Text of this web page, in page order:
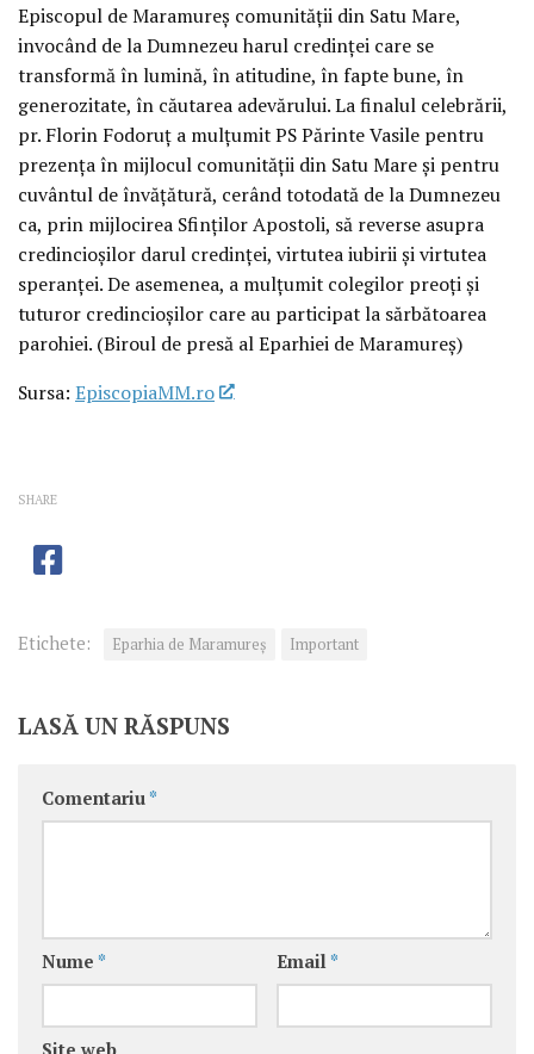
Episcopul de Maramureș comunității din Satu Mare,
invocând de la Dumnezeu harul credinței care se
transformă în lumină, în atitudine, în fapte bune, în
generozitate, în căutarea adevărului. La finalul celebrării,
pr. Florin Fodoruț a mulțumit PS Părinte Vasile pentru
prezența în mijlocul comunității din Satu Mare și pentru
cuvântul de învățătură, cerând totodată de la Dumnezeu
ca, prin mijlocirea Sfinților Apostoli, să reverse asupra
credincioșilor darul credinței, virtutea iubirii și virtutea
speranței. De asemenea, a mulțumit colegilor preoți și
tuturor credincioșilor care au participat la sărbătoarea
parohiei. (Biroul de presă al Eparhiei de Maramureș)
Sursa: EpiscopiaMM.ro
SHARE
Etichete: Eparhia de Maramureș Important
LASĂ UN RĂSPUNS
Comentariu *
Nume * Email *